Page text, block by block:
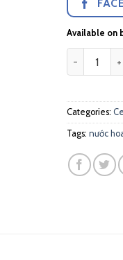
Available on
CeraVe
Categories:
Tags: nước